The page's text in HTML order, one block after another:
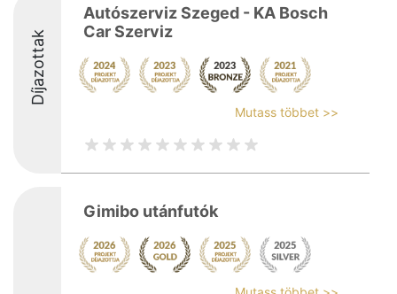
Díjazottak
Autószerviz Szeged - KA Bosch
Car Szerviz
Mutass többet >>
Gimibo utánfutók